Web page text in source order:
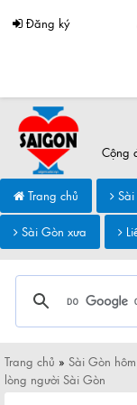
Đăng ký
Cộng
Trang chủ
Sài Gòn xưa
Trang chủ » Sài Gòn
lòng người Sài Gòn